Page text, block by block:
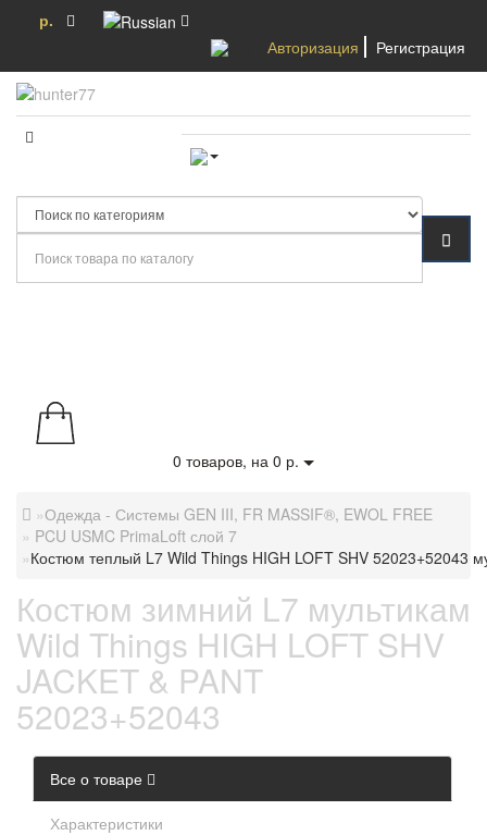
р.
Авторизация
Регистрация
0 товаров, на 0 р.
Одежда - Системы GEN III, FR MASSIF®, EWOL FREE
PCU USMC PrimaLoft слой 7
Костюм теплый L7 Wild Things HIGH LOFT SHV 52023+52043
Костюм зимний L7 мультикам
Wild Things HIGH LOFT SHV
JACKET & PANT
52023+52043
Все о товаре
Характеристики